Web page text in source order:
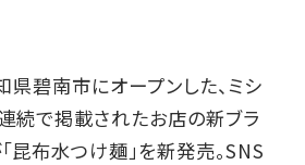
碧南市にオープンした、ミシ
続で掲載されたお店の新ブラ
「昆布水つけ麺」を新発売。SNS